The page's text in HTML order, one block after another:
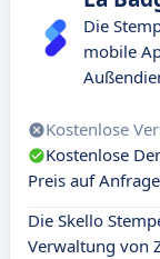
Die
mobile
Kostenlose
Kostenlose
Preis auf Anfrage
Die Skello
Verwaltung von